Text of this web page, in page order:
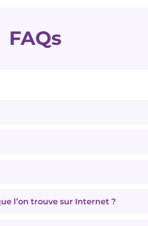
FAQs
l’on trouve sur Internet ?